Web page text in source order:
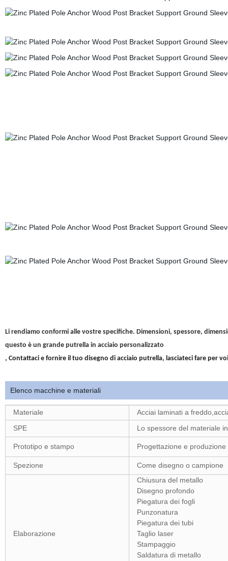
Li rendiamo conformi alle vostre specifiche. Dimensioni, spessore,
questo è un grande putrella in acciaio personalizzato
, Contattaci e fornire il tuo disegno di acciaio putrella, lasciateci fare per
Elenco macchine e materiali
Materiale
Acciai laminati a
SPE
Lo spessore del materiale
Prototipo e stampo Progettazione e
Spezione Come disegno o campione
Elaborazione
Chiusura del metallo
Disegno profondo
Piegatura dei fogli
Punzonatura
Piegatura dei tubi
Taglio laser
Stampaggio
Saldatura di metallo